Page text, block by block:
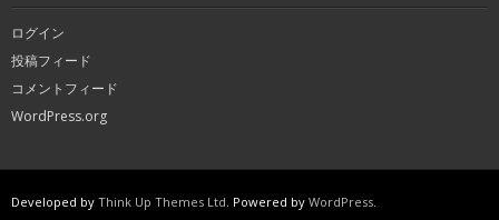
ログイン
投稿フィード
コメントフィード
WordPress.org
Developed by Think Up Themes Ltd. Powered by WordPress.